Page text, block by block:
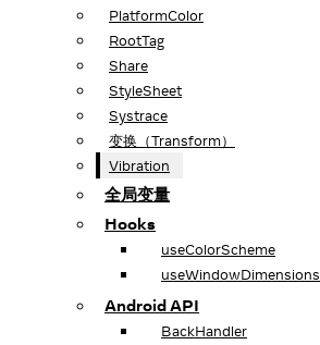
PlatformColor
RootTag
Share
StyleSheet
Systrace
变换（Transform）
Vibration
全局变量
Hooks
useColorScheme
useWindowDimensions
Android API
BackHandler